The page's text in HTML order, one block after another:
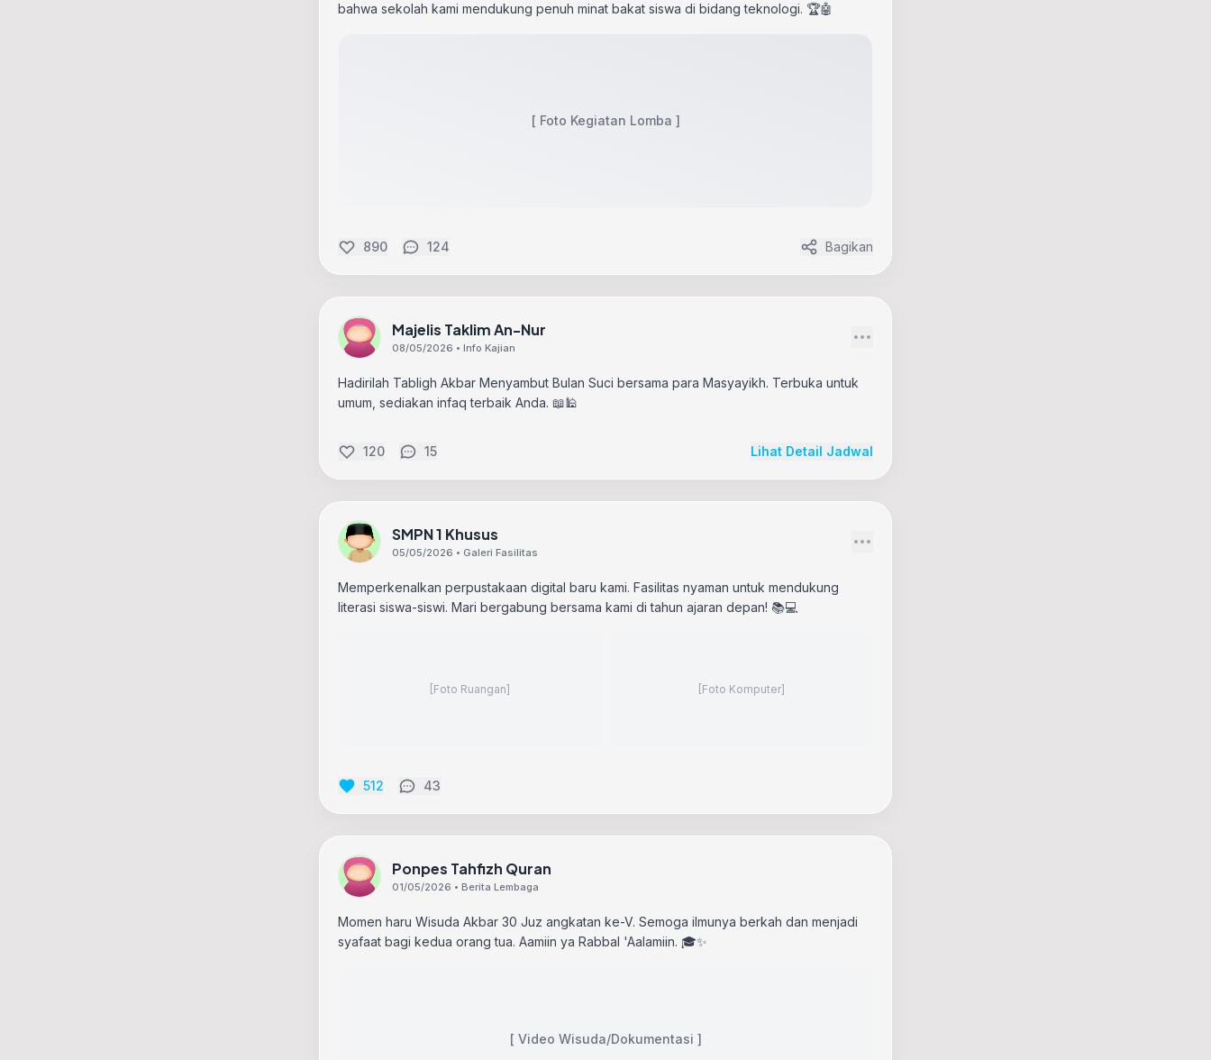
bahwa sekolah kami mendukung penuh minat bakat siswa di bidang teknologi. 🏆🤖
[ Foto Kegiatan Lomba ]
890 124 Bagikan
Majelis Taklim An-Nur
08/05/2026 • Info Kajian
Hadirilah Tabligh Akbar Menyambut Bulan Suci bersama para Masyayikh. Terbuka untuk
umum, sediakan infaq terbaik Anda. 📖🕌
120 15 Lihat Detail Jadwal
SMPN 1 Khusus
05/05/2026 • Galeri Fasilitas
Memperkenalkan perpustakaan digital baru kami. Fasilitas nyaman untuk mendukung
literasi siswa-siswi. Mari bergabung bersama kami di tahun ajaran depan! 📚💻
[Foto Ruangan] [Foto Komputer]
512 43
Ponpes Tahfizh Quran
01/05/2026 • Berita Lembaga
Momen haru Wisuda Akbar 30 Juz angkatan ke-V. Semoga ilmunya berkah dan menjadi
syafaat bagi kedua orang tua. Aamiin ya Rabbal 'Aalamiin. 🎓✨
[ Video Wisuda/Dokumentasi ]